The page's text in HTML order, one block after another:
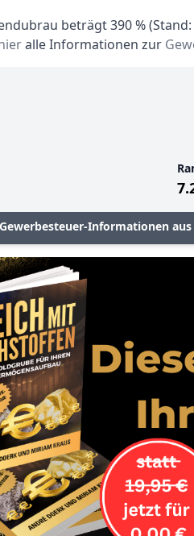
beträgt 390 %
alle Informationen zur
Informationen